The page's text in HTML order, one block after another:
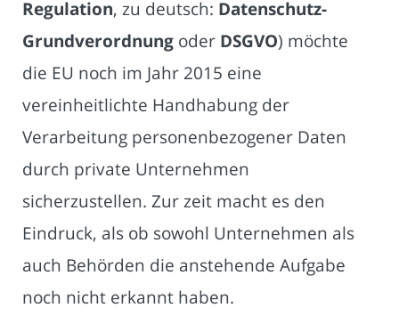
Regulation, zu deutsch: Datenschutz-
Grundverordnung oder DSGVO) möchte
die EU noch im Jahr 2015 eine
vereinheitlichte Handhabung der
Verarbeitung personenbezogener Daten
durch private Unternehmen
sicherzustellen. Zur zeit macht es den
Eindruck, als ob sowohl Unternehmen als
auch Behörden die anstehende Aufgabe
noch nicht erkannt haben.